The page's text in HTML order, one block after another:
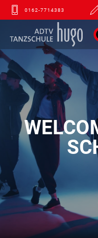
0162-7714383